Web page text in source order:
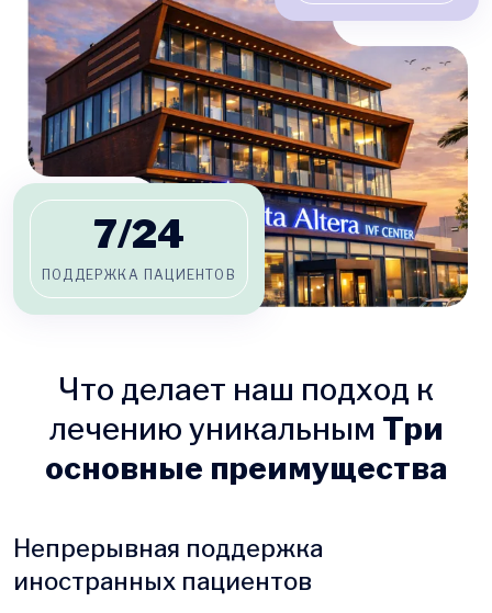
7/24
ПОДДЕРЖКА ПАЦИЕНТОВ
Что делает наш подход к
лечению уникальным Три
основные преимущества
Непрерывная поддержка
иностранных пациентов